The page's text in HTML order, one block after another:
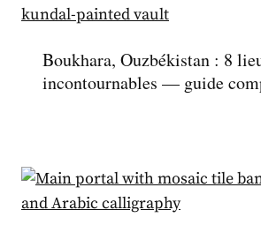
Boukhara, Ouzbékistan : 8
incontournables — guide